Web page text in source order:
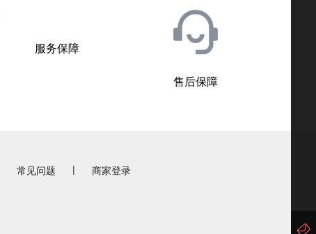
服务保障
售后保障
常见问题 | 商家登录